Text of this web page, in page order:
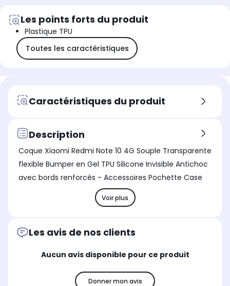
Les points forts du produit
Plastique TPU
Toutes les caractéristiques
Caractéristiques du produit
Description
Coque Xiaomi Redmi Note 10 4G Souple Transparente
flexible Bumper en Gel TPU Silicone Invisible Antichoc
avec bords renforcés - Accessoires Pochette Case
Voir plus
Les avis de nos clients
Aucun avis disponible pour ce produit
Donner mon avis